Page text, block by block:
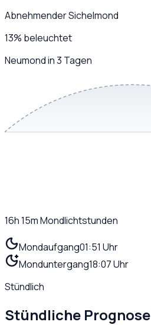
Abnehmender Sichelmond
13% beleuchtet
Neumond in 3 Tagen
16h 15mMondlichtstunden
Mondaufgang01:51 Uhr
Monduntergang18:07 Uhr
Stündlich
Stündliche Prognose